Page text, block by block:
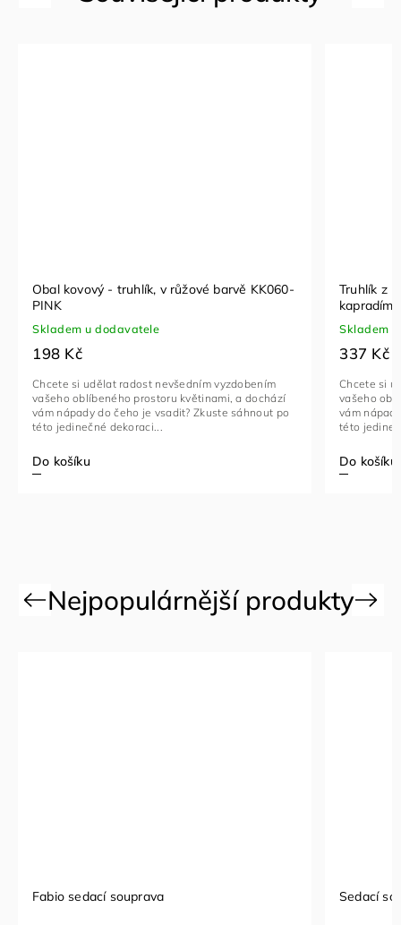
Obal kovový - truhlík, v růžové barvě KK060-
PINK
Skladem u dodavatele
198 Kč
Do košíku
Chcete si udělat radost nevšedním vyzdobením
vašeho oblíbeného prostoru květinami, a dochází
vám nápady do čeho je vsadit? Zkuste sáhnout po
této jedinečné dekoraci...
Truhlík z kovu
kapradím
Skladem
337 Kč
Do košíku
Chcete si
vašeho
vám
této
Previous
Fabio sedací souprava Sedací
Next